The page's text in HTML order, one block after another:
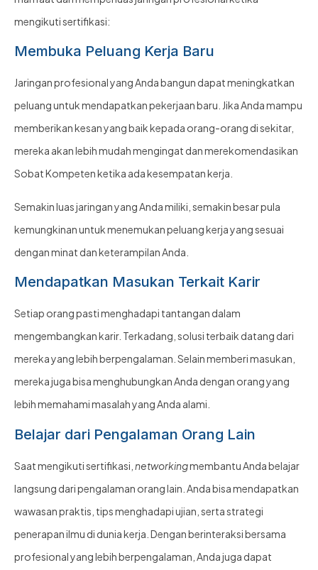
mengikuti sertifikasi:
Membuka Peluang Kerja Baru
Jaringan profesional yang Anda bangun dapat meningkatkan
peluang untuk mendapatkan pekerjaan baru. Jika Anda mampu
memberikan kesan yang baik kepada orang-orang di sekitar,
mereka akan lebih mudah mengingat dan merekomendasikan
Sobat Kompeten ketika ada kesempatan kerja.
Semakin luas jaringan yang Anda miliki, semakin besar pula
kemungkinan untuk menemukan peluang kerja yang sesuai
dengan minat dan keterampilan Anda.
Mendapatkan Masukan Terkait Karir
Setiap orang pasti menghadapi tantangan dalam
mengembangkan karir. Terkadang, solusi terbaik datang dari
mereka yang lebih berpengalaman. Selain memberi masukan,
mereka juga bisa menghubungkan Anda dengan orang yang
lebih memahami masalah yang Anda alami.
Belajar dari Pengalaman Orang Lain
Saat mengikuti sertifikasi, networkingmembantu Anda belajar
langsung dari pengalaman orang lain. Anda bisa mendapatkan
wawasan praktis, tips menghadapi ujian, serta strategi
penerapan ilmu di dunia kerja. Dengan berinteraksi bersama
profesional yang lebih berpengalaman, Anda juga dapat